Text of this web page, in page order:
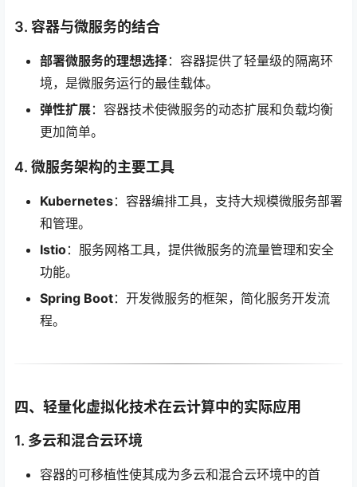
3. 容器与微服务的结合
部署微服务的理想选择：容器提供了轻量级的隔离环
境，是微服务运行的最佳载体。
弹性扩展：容器技术使微服务的动态扩展和负载均衡
更加简单。
4. 微服务架构的主要工具
Kubernetes：容器编排工具，支持大规模微服务部署
和管理。
Istio：服务网格工具，提供微服务的流量管理和安全
功能。
Spring Boot：开发微服务的框架，简化服务开发流
程。
四、轻量化虚拟化技术在云计算中的实际应用
1. 多云和混合云环境
容器的可移植性使其成为多云和混合云环境中的首